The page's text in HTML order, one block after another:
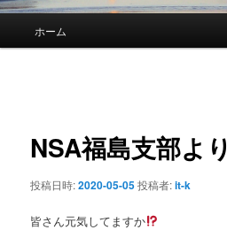
ホーム
NSA福島支部より
投稿日時:2020-05-05投稿者:it-k
皆さん元気してますか